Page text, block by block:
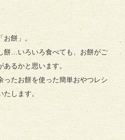
お餅」。
餅…いろいろ食べても、お餅がご
あるかと思います。
ったお餅を使った簡単おやつレシ
たします。